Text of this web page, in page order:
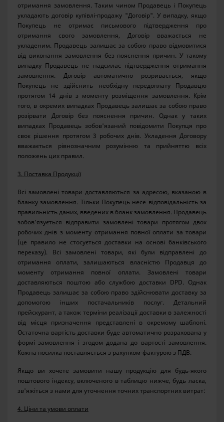
отримання замовлення. Таким чином Продавець і Покупець
укладають договір купівлі-продажу "Договір". У випадку, якщо
Покупець не отримає письмового підтвердження про
отримання свого замовлення, Договір вважається не
укладеним. Продавець залишає за собою право відмовитися
від виконання замовлення без пояснення причин. У такому
випадку Продавець не надсилає підтвердження отримання
замовлення. Договір автоматично розривається, якщо
Покупець не здійснить необхідну передоплату Продавцю
протягом 14 днів з моменту розміщення замовлення. Крім
того, в окремих випадках Продавець залишає за собою право
розірвати Договір без пояснення причин. Однак у таких
випадках Продавець зобов'язаний повідомити Покупця про
своє рішення протягом 3 робочих днів. Укладення Договору
вважається рівнозначним розумінню та прийняттю всіх
положень цих правил.
3. Поставка Продукції
Всі замовлені товари доставляються за адресою, вказаною в
бланку замовлення. Тільки Покупець несе відповідальність за
правильність даних, введених в бланк замовлення. Продавець
зобов'язується відправити замовлені товари протягом двох
робочих днів з моменту отримання повної оплати за товари
(це правило не стосується доставки на основі банківського
переказу). Всі замовлені товари, які були відправлені до
отримання оплати, залишаються власністю Продавця до
моменту отримання повної оплати. Замовлені товари
доставляються поштою або службою доставки DPD. Однак
Продавець залишає за собою право здійснювати доставку за
допомогою інших постачальників послуг. Детальний
прейскурант, а також терміни реалізації доставки в залежності
від місця призначення представлені в окремому шаблоні.
Остаточна вартість доставки буде автоматично розрахована у
формі замовлення і згодом додана до вартості замовлення.
Кожна посилка поставляється з рахунком-фактурою з ПДВ.
Якщо ви хочете замовити нашу продукцію для будь-якого
поштового індексу, включеного в таблицю нижче, будь ласка,
зв'яжіться з нами для уточнення точних транспортних витрат:
4. Ціни та умови оплати